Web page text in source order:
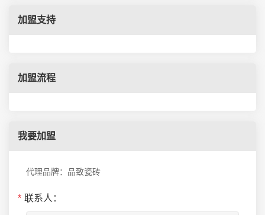
加盟支持
加盟流程
我要加盟
代理品牌：品致瓷砖
* 联系人：